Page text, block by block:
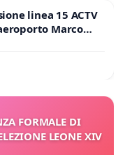
linea 15 ACTV
Marco
FORMALE DI
LEONE XIV